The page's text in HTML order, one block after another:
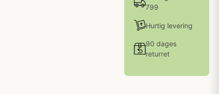
799
Hurtig levering
90 dages
returret